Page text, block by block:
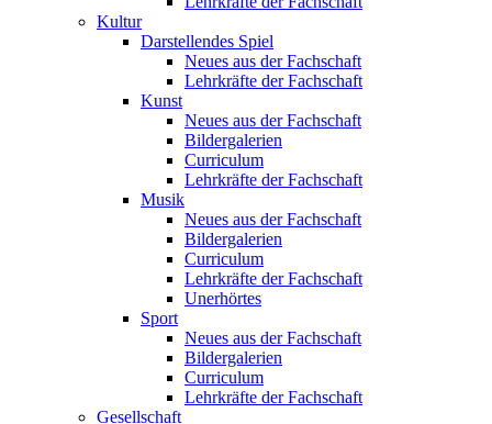
Kultur
Darstellendes Spiel
Neues aus der Fachschaft
Lehrkräfte der Fachschaft
Kunst
Neues aus der Fachschaft
Bildergalerien
Curriculum
Lehrkräfte der Fachschaft
Musik
Neues aus der Fachschaft
Bildergalerien
Curriculum
Lehrkräfte der Fachschaft
Unerhörtes
Sport
Neues aus der Fachschaft
Bildergalerien
Curriculum
Lehrkräfte der Fachschaft
Gesellschaft